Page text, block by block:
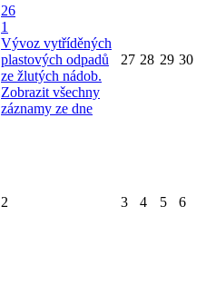
26
1
Vývoz vytříděných
plastových odpadů
ze žlutých nádob.
Zobrazit všechny
záznamy ze dne
27 28 29 30
2 3 4 5 6